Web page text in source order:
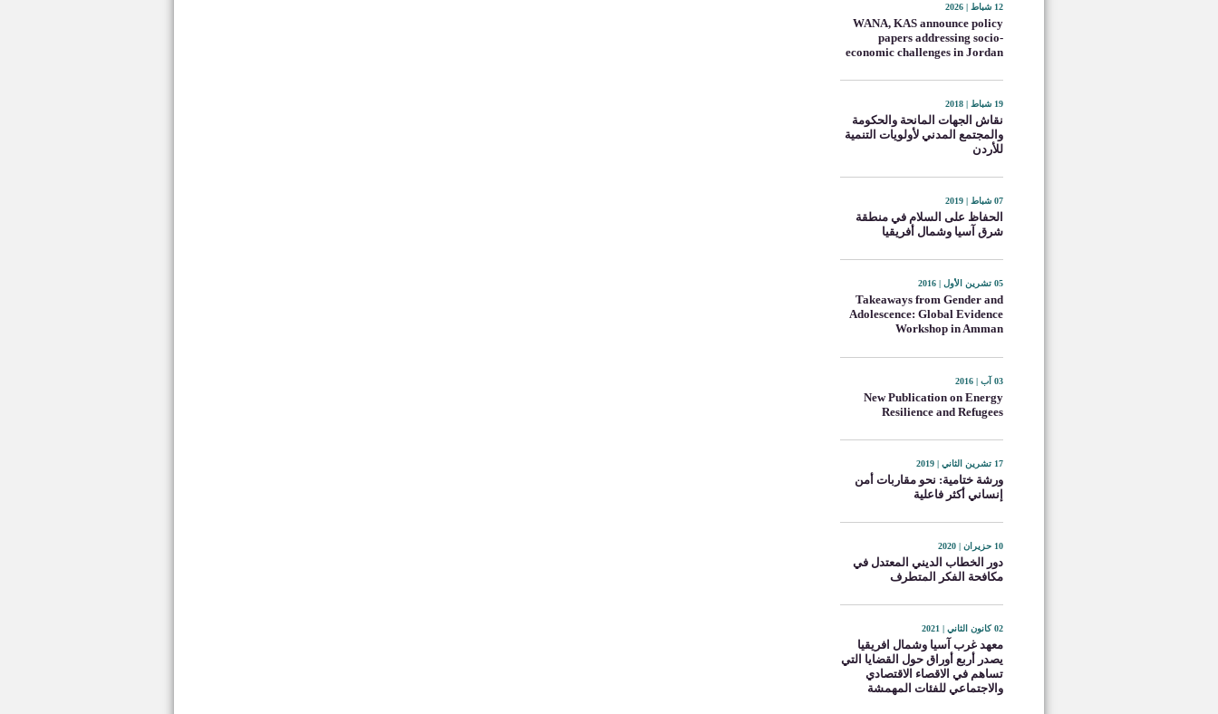
12 شباط | 2026
WANA, KAS announce policy
papers addressing socio-
economic challenges in Jordan
19 شباط | 2018
نقاش الجهات المانحة والحكومة
والمجتمع المدني لأولويات التنمية
للأردن
07 شباط | 2019
الحفاظ على السلام في منطقة
شرق آسيا وشمال أفريقيا
05 تشرين الأول | 2016
Takeaways from Gender and
Adolescence: Global Evidence
Workshop in Amman
03 آب | 2016
New Publication on Energy
Resilience and Refugees
17 تشرين الثاني | 2019
ورشة ختامية: نحو مقاربات أمن
إنساني أكثر فاعلية
10 حزيران | 2020
دور الخطاب الديني المعتدل في
مكافحة الفكر المتطرف
02 كانون الثاني | 2021
معهد غرب آسيا وشمال افريقيا
يصدر أربع أوراق حول القضايا التي
تساهم في الاقصاء الاقتصادي
والاجتماعي للفئات المهمشة